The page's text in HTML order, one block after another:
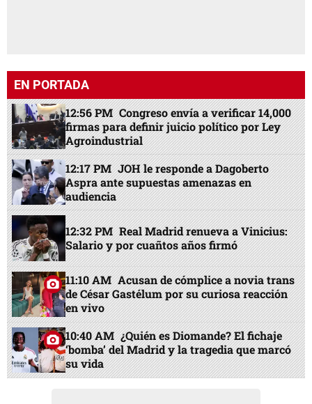
EN PORTADA
12:56 PM Congreso envía a verificar 14,000
firmas para definir juicio político por Ley
Agroindustrial
12:17 PM JOH le responde a Dagoberto
Aspra ante supuestas amenazas en
audiencia
12:32 PM Real Madrid renueva a Vinicius:
Salario y por cuañtos años firmó
11:10 AM Acusan de cómplice a novia trans
de César Gastélum por su curiosa reacción
en vivo
10:40 AM ¿Quién es Diomande? El fichaje
‘bomba’ del Madrid y la tragedia que marcó
su vida